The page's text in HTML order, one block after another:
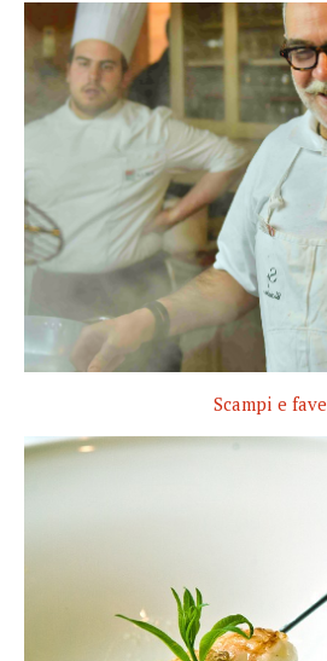
Scampi e fave